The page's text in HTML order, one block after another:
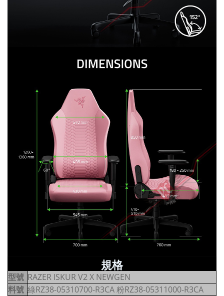
規格
型號 RAZER ISKUR V2 X NEWGEN
料號 綠RZ38-05310700-R3CA 粉RZ38-05311000-R3CA